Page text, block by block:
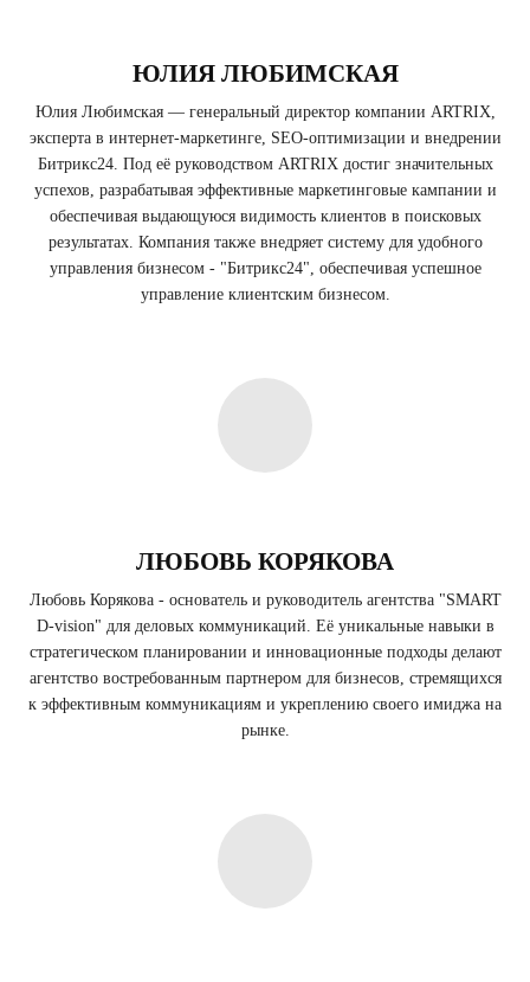
ЮЛИЯ ЛЮБИМСКАЯ
Юлия Любимская — генеральный директор компании ARTRIX,
эксперта в интернет-маркетинге, SEO-оптимизации и внедрении
Битрикс24. Под её руководством ARTRIX достиг значительных
успехов, разрабатывая эффективные маркетинговые кампании и
обеспечивая выдающуюся видимость клиентов в поисковых
результатах. Компания также внедряет систему для удобного
управления бизнесом - "Битрикс24", обеспечивая успешное
управление клиентским бизнесом.
ЛЮБОВЬ КОРЯКОВА
Любовь Корякова - основатель и руководитель агентства "SMART
D-vision" для деловых коммуникаций. Её уникальные навыки в
стратегическом планировании и инновационные подходы делают
агентство востребованным партнером для бизнесов, стремящихся
к эффективным коммуникациям и укреплению своего имиджа на
рынке.